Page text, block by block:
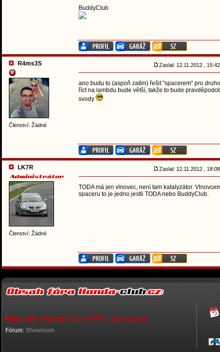
BuddyClub
R4ms3S
Členství: Žádné
Zaslal: 12.11.2012 ,
ano budu to (aspoň zatím) řešit "spacerem" pro
říct na lambdu bude větší, takže to bude
svody
LK7R
Členství: Žádné
Zaslal: 12.11.2012 ,
TODA má jen vlnovec, není tam katalyzátor.
spaceru to je jedno jestli TODA nebo BuddyClub.
R4ms3S: Honda Civic EP3 - track tool
Fórum: Showroom